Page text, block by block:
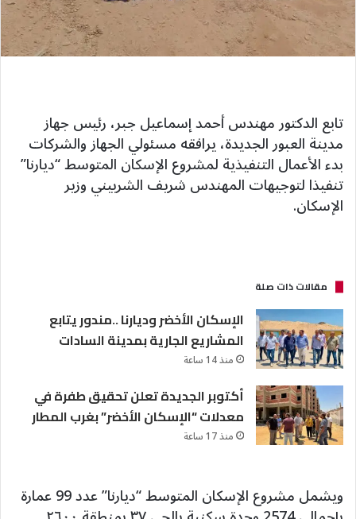
تابع الدكتور مهندس أحمد إسماعيل جبر، رئيس جهاز
مدينة العبور الجديدة، يرافقه مسئولي الجهاز والشركات
بدء الأعمال التنفيذية لمشروع الإسكان المتوسط “ديارنا”
تنفيذا لتوجيهات المهندس شريف الشربيني وزير
الإسكان.
مقالات ذات صلة
الإسكان الأخضر وديارنا ..مندور يتابع
المشاريع الجارية بمدينة السادات
منذ 14 ساعة
أكتوبر الجديدة تعلن تحقيق طفرة في
معدلات “الإسكان الأخضر” بغرب المطار
منذ 17 ساعة
ويشمل مشروع الإسكان المتوسط “ديارنا” عدد 99 عمارة